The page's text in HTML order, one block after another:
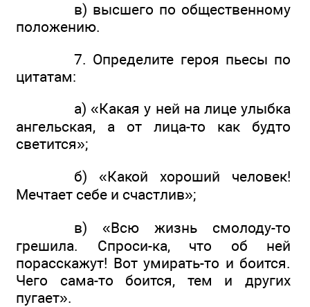
в) высшего по общественному
положению.
7. Определите героя пьесы по
цитатам:
а) «Какая у ней на лице улыбка
ангельская, а от лица-то как будто
светится»;
б) «Какой хороший человек!
Мечтает себе и счастлив»;
в) «Всю жизнь смолоду-то
грешила. Спроси-ка, что об ней
порасскажут! Вот умирать-то и боится.
Чего сама-то боится, тем и других
пугает».